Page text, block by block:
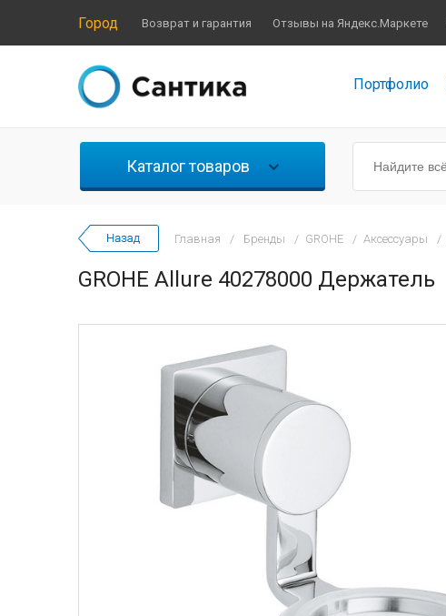
Город Возврат и гарантия Отзывы на Яндекс.Маркете
Портфолио
Каталог товаров
Главная / Бренды / GROHE / Аксессуары /
GROHE Allure 40278000 Держатель